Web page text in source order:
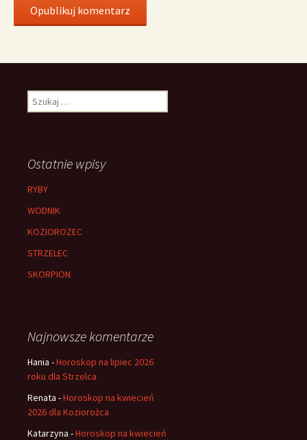
Szukaj:
Ostatnie wpisy
RYBY
WODNIK
KOZIOROZEC
STRZELEC
SKORPION
Najnowsze komentarze
Hania -Horoskop na lipiec 2026
roku dla Strzelca
Renata -Horoskop na kwiecień
2026 dla Koziorożca
Katarzyna -Horoskop na kwiecień